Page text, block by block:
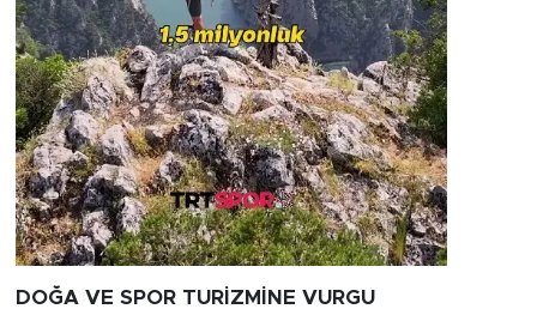
DOĞA VE SPOR TURİZMİNE VURGU